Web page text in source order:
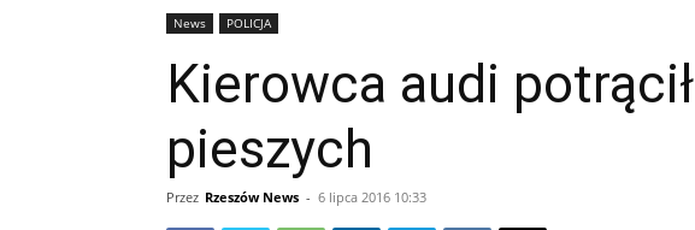
News POLICJA
Kierowca audi
pieszych
Przez Rzeszów News - 6 lipca 2016 10:33